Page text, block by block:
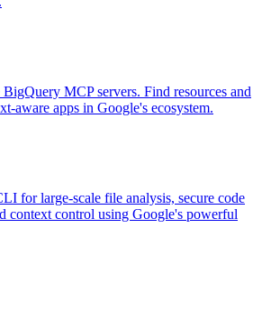
MCP servers. Find resources and
aware apps in Google's ecosystem.
for large-scale file analysis, secure code
context control using Google's powerful